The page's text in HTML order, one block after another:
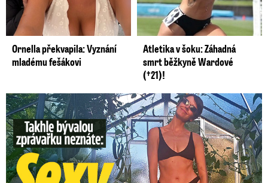
Ornella překvapila: Vyznání
mladému fešákovi
Atletika v šoku: Záhadná
smrt běžkyně Wardové
(†21)!
Takhle slavnou moderátorku neznáte: Lašková pečuje o ...